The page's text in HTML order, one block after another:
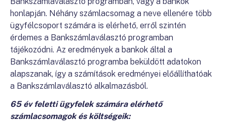
honlapján. Néhány számlacsomag a neve ellenére több
ügyfélcsoport számára is elérhető, erről szintén
érdemes a Bankszámlaválasztó programban
tájékozódni. Az eredmények a bankok által a
Bankszámlaválasztó programba beküldött adatokon
alapszanak, így a számítások eredményei előállíthatóak
a Bankszámlaválasztó alkalmazásból.
65 év feletti ügyfelek számára elérhető
számlacsomagok és költségeik: